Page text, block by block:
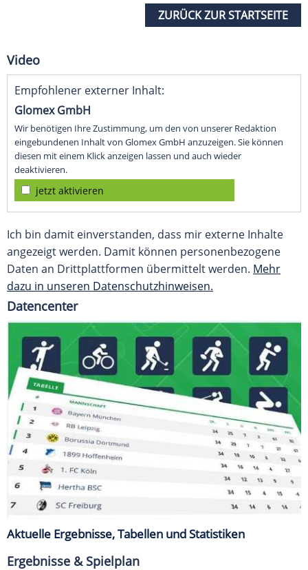
ZURÜCK ZUR STARTSEITE
Video
Empfohlener externer Inhalt:
Glomex GmbH
Wir benötigen Ihre Zustimmung, um den von unserer Redaktion
eingebundenen Inhalt von Glomex GmbH anzuzeigen. Sie können
diesen mit einem Klick anzeigen lassen und auch wieder
deaktivieren.
jetzt aktivieren
Ich bin damit einverstanden, dass mir externe Inhalte
angezeigt werden. Damit können personenbezogene
Daten an Drittplattformen übermittelt werden. Mehr
dazu in unseren Datenschutzhinweisen.
Datencenter
Aktuelle Ergebnisse, Tabellen und Statistiken
Ergebnisse & Spielplan